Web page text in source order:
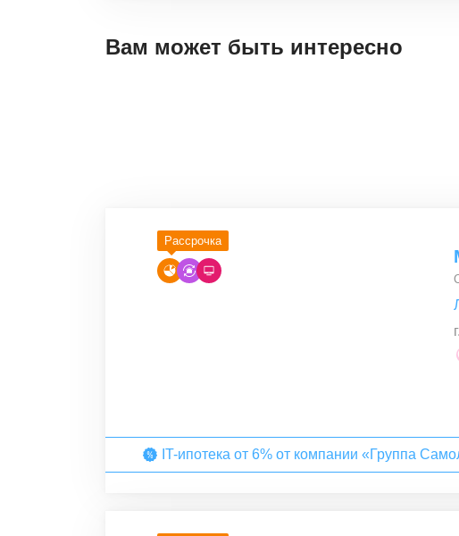
Вам может быть интересно
Рассрочка
IT-ипотека от 6% от компании «Группа